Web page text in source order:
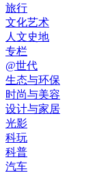
旅行
文化艺术
人文史地
专栏
@世代
生态与环保
时尚与美容
设计与家居
光影
科玩
科普
汽车